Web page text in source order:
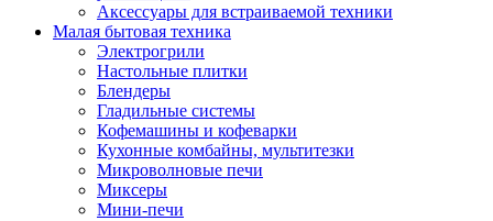
Аксессуары для встраиваемой техники
Малая бытовая техника
Электрогрили
Настольные плитки
Блендеры
Гладильные системы
Кофемашины и кофеварки
Кухонные комбайны, мультитезки
Микроволновые печи
Миксеры
Мини-печи